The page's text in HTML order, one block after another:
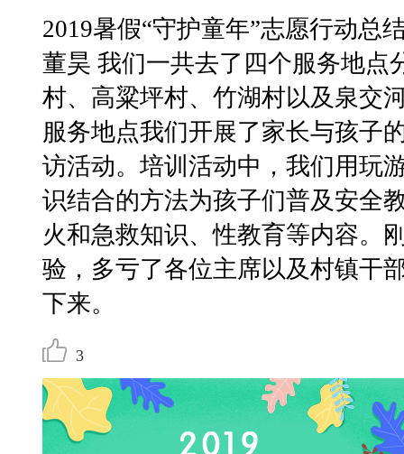
2019暑假“守护童年”志愿行动总
董昊 我们一共去了四个服务地点
村、高粱坪村、竹湖村以及泉交
服务地点我们开展了家长与孩子
访活动。培训活动中，我们用玩
识结合的方法为孩子们普及安全
火和急救知识、性教育等内容。
验，多亏了各位主席以及村镇干
下来。
3